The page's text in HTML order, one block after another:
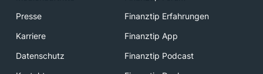
Presse
Finanztip Erfahrungen
Karriere
Finanztip App
Datenschutz
Finanztip Podcast